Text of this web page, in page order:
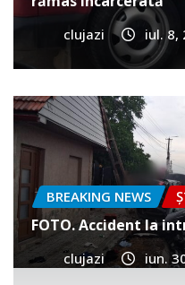
clujazi iul. 8,
BREAKING NEWS
FOTO. Accident la
clujazi iun.